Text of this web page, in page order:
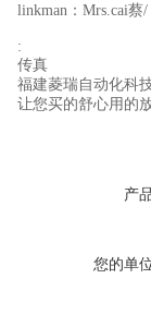
linkman：Mrs.cai蔡/
:
传真
福建菱瑞自动化科
让您买的舒心用的
产
您的单